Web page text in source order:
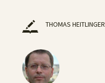
THOMAS HEITLINGER